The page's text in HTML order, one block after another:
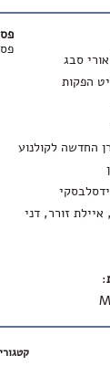
סבג
הפקות
החדשה לקולנוע
איילת זורר, דני
: